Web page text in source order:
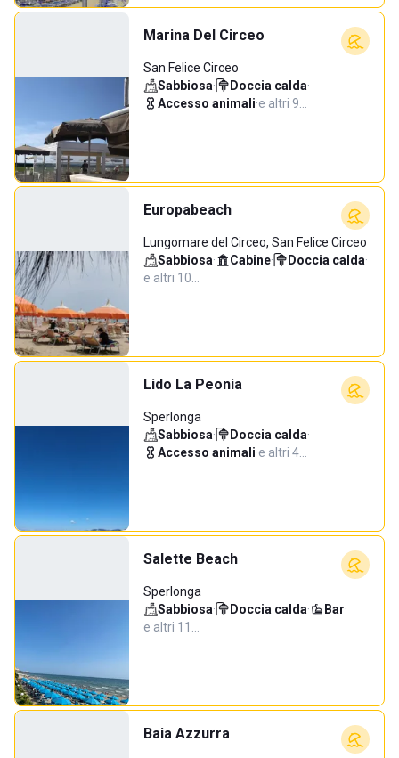
Marina Del Circeo
San Felice Circeo
Sabbiosa· Doccia calda·
Accesso animali·e altri 9…
Europabeach
Lungomare del Circeo, San Felice Circeo
Sabbiosa· Cabine· Doccia calda·
e altri 10…
Lido La Peonia
Sperlonga
Sabbiosa· Doccia calda·
Accesso animali·e altri 4…
Salette Beach
Sperlonga
Sabbiosa· Doccia calda· Bar·
e altri 11…
Baia Azzurra